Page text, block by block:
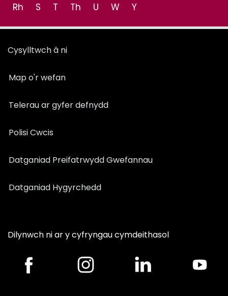
Rh
S T Th U W Y
Cysylltwch â ni
Map o'r wefan
Telerau ar gyfer defnydd
Polisi Cwcis
Datganiad Preifatrwydd Gwefannau
Datganiad Hygyrchedd
Dilynwch ni ar y cyfryngau cymdeithasol